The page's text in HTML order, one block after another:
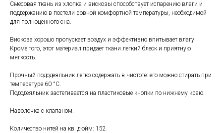
Смесовая ткань из хлопка и вискозы способствует испарению влаги и
поддержанию в постели ровной комфортной температуры, необходимой
для полноценного сна.
Вискоза хорошо пропускает воздух и эффективно впитывает влагу.
Кроме того, этот материал придает ткани легкий блеск и приятную
мягкость.
Прочный пододеяльник легко содержать в чистоте: его можно стирать при
температуре 60 °C.
Пододеяльник застегивается на пластиковые кнопки по нижнему краю.
Наволочка с клапаном.
Количество нитей на кв. дюйм: 152.
Каталог
Мебель
+7 (903) 969-57-59
Контакты
Адреса магазинов
Сервис